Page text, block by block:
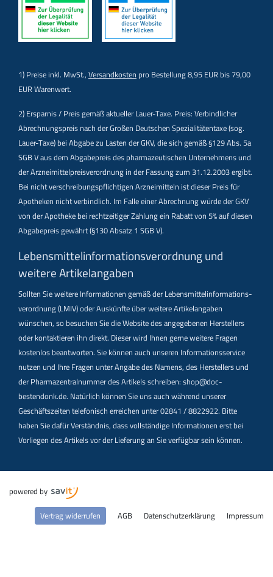
1) Preise inkl. MwSt.,Versandkosten pro Bestellung 8,95 EUR bis 79,00
EUR Warenwert.
2) Ersparnis / Preis gemäß aktueller Lauer-Taxe. Preis: Verbindlicher
Abrechnungspreis nach der Großen Deutschen Spezialitätentaxe (sog.
Lauer-Taxe) bei Abgabe zu Lasten der GKV, die sich gemäß §129 Abs. 5a
SGB V aus dem Abgabepreis des pharmazeutischen Unternehmens und
der Arzneimittelpreisverordnung in der Fassung zum 31.12.2003 ergibt.
Bei nicht verschreibungspflichtigen Arzneimitteln ist dieser Preis für
Apotheken nicht verbindlich. Im Falle einer Abrechnung würde der GKV
von der Apotheke bei rechtzeitiger Zahlung ein Rabatt von 5% auf diesen
Abgabepreis gewährt (§130 Absatz 1 SGB V).
Lebensmittel­informations­verordnung und
weitere Artikelangaben
Sollten Sie weitere Informationen gemäß der Lebensmittel­informations­
verordnung (LMIV) oder Auskünfte über weitere Artikelangaben
wünschen, so besuchen Sie die Website des angegebenen Herstellers
oder kontaktieren ihn direkt. Dieser wird Ihnen gerne weitere Fragen
kostenlos beantworten. Sie können auch unseren Informationsservice
nutzen und Ihre Fragen unter Angabe des Namens, des Herstellers und
der Pharmazentralnummer des Artikels schreiben: shop@doc-
bestendonk.de. Natürlich können Sie uns auch während unserer
Geschäftszeiten telefonisch erreichen unter 02841 / 8822922. Bitte
haben Sie dafür Verständnis, dass vollständige Informationen erst bei
Vorliegen des Artikels vor der Lieferung an Sie verfügbar sein können.
powered by
Vertrag widerrufen
AGB Datenschutzerklärung Impressum